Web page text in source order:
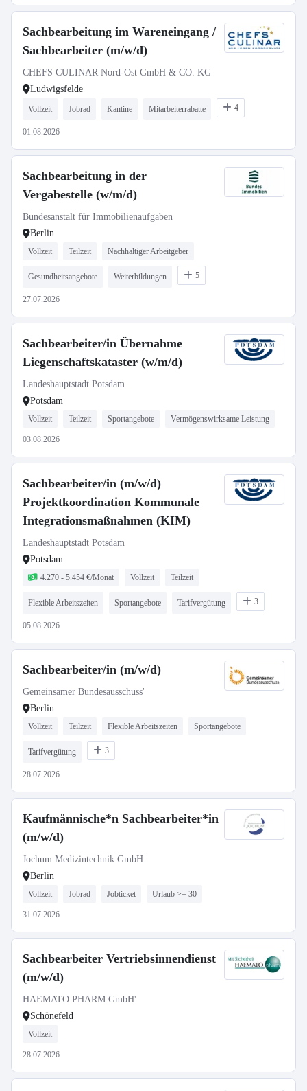
Sachbearbeitung im Wareneingang /
Sachbearbeiter (m/w/d)
CHEFS CULINAR Nord-Ost GmbH & CO. KG
Ludwigsfelde
Vollzeit Jobrad Kantine Mitarbeiterrabatte 4
01.08.2026
Sachbearbeitung in der
Vergabestelle (w/m/d)
Bundesanstalt für Immobilienaufgaben
Berlin
Vollzeit Teilzeit Nachhaltiger Arbeitgeber
Gesundheitsangebote Weiterbildungen 5
27.07.2026
Sachbearbeiter/in Übernahme
Liegenschaftskataster (w/m/d)
Landeshauptstadt Potsdam
Potsdam
Vollzeit Teilzeit Sportangebote Vermögenswirksame Leistung
03.08.2026
Sachbearbeiter/in (m/w/d)
Projektkoordination Kommunale
Integrationsmaßnahmen (KIM)
Landeshauptstadt Potsdam
Potsdam
4.270 - 5.454 €/Monat Vollzeit Teilzeit
Flexible Arbeitszeiten Sportangebote Tarifvergütung 3
05.08.2026
Sachbearbeiter/in (m/w/d)
Gemeinsamer Bundesausschuss'
Berlin
Vollzeit Teilzeit Flexible Arbeitszeiten Sportangebote
Tarifvergütung 3
28.07.2026
Kaufmännische*n Sachbearbeiter*in
(m/w/d)
Jochum Medizintechnik GmbH
Berlin
Vollzeit Jobrad Jobticket Urlaub >= 30
31.07.2026
Sachbearbeiter Vertriebsinnendienst
(m/w/d)
HAEMATO PHARM GmbH'
Schönefeld
Vollzeit
28.07.2026